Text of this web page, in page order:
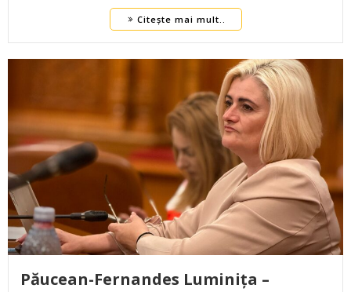
Citește mai mult..
Păucean-Fernandes Luminița –